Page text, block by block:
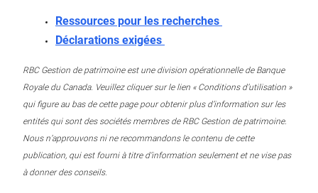
Ressources pour les recherches
Déclarations exigées
RBC Gestion de patrimoine est une division opérationnelle de Banque
Royale du Canada. Veuillez cliquer sur le lien « Conditions d’utilisation »
qui figure au bas de cette page pour obtenir plus d’information sur les
entités qui sont des sociétés membres de RBC Gestion de patrimoine.
Nous n’approuvons ni ne recommandons le contenu de cette
publication, qui est fourni à titre d’information seulement et ne vise pas
à donner des conseils.